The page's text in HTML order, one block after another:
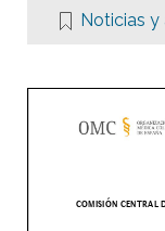
Noticias